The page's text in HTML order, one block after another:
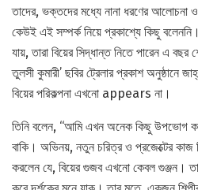
তাদের, ভক্তদের মধ্যে নানা ধরণের আলোচনা
কেউই এই সম্পর্ক নিয়ে প্রকাশ্যে কিছু
যায়, তারা বিয়ের সিদ্ধান্ত নিতে পারেন এ বছর
তুলসী কুমারী’ ছবির ট্রেলার প্রকাশ অনুষ্ঠানে
বিয়ের পরিকল্পনা এখনো appears না।
তিনি বলেন, ‘‘আমি এখন অনেক কিছু উপভোগ
বাকি। অভিনয়, নতুন চরিত্র ও প্রজেক্টের কাজ
করলেন যে, বিয়ের গুজব এখনো কেবল গুঞ্জন।